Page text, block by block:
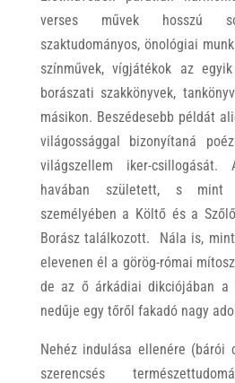
verses művek hosszú
szaktudományos, önológiai
színművek, vígjátékok az
borászati szakkönyvek,
másikon. Beszédesebb példát
világossággal bizonyítaná
világszellem iker-
havában született, s mint
személyében a Költő és a
Borász találkozott. Nála is,
elevenen él a görög-római
de az ő árkádiai dikciójában a
nedűje egy tőről fakadó nagy
Nehéz indulása ellenére (bárói
szerencsés